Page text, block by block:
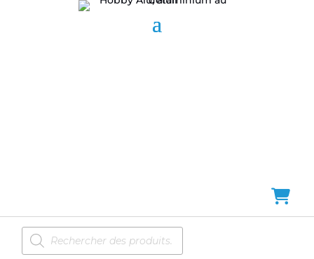
Recherche
de
produits